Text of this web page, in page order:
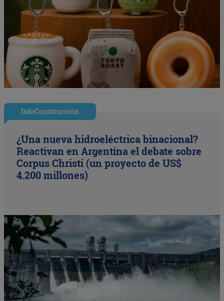
InfoConstrucción
¿Una nueva hidroeléctrica binacional?
Reactivan en Argentina el debate sobre
Corpus Christi (un proyecto de US$
4.200 millones)